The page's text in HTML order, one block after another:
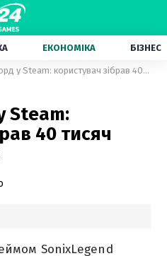
ЕКОНОМІКА БІЗНЕС
Новий рекорд у Steam: користувач зібрав 40 тисяч ігор за 15 років
Steam:
40 тисяч
SonixLegend